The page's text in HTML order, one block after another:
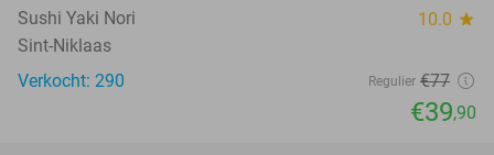
Sushi Yaki Nori 10.0 star
Sint-Niklaas
Verkocht: 290
Regulier €77
€39,90